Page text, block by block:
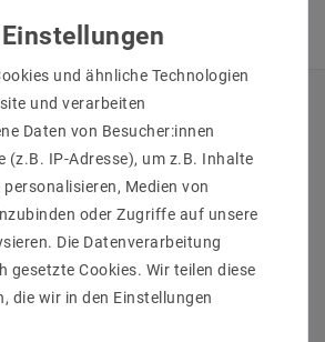
und ähnliche Technologien
und verarbeiten
Daten von Besucher:innen
(z.B. IP-Adresse), um z.B. Inhalte
Medien von
oder Zugriffe auf unsere
Die Datenverarbeitung
gesetzte Cookies. Wir teilen diese
die wir in den Einstellungen